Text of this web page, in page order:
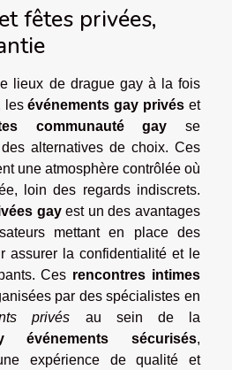
fêtes privées,
lieux de drague gay à la fois
lesévénements gay privés et
communauté gay se
alternatives de choix. Ces
une atmosphère contrôlée où
loin des regards indiscrets.
gayest un des avantages
mettant en place des
assurer la confidentialité et le
Ces rencontres intimes
par des spécialistes en
privés au sein de la
événements sécurisés,
expérience de qualité et